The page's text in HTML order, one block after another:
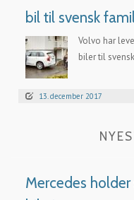
bil til svensk
Volvo har
biler til
13. december 2017
Mercedes